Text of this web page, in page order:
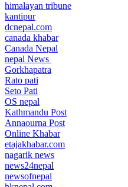
himalayan tribune
kantipur
dcnepal.com
canada khabar
Canada Nepal​
nepal News
Gorkhapatra
Rato pati
Seto Pati
OS nepal
Kathmandu Post
Annaourna Post
Online Khabar
etajakhabar.com
nagarik news
news24nepal
newsofnepal